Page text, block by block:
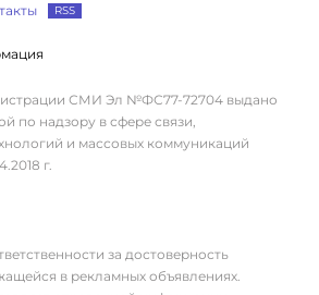
RSS
СМИ Эл №ФС77-72704 выдано
по надзору в сфере связи,
и массовых коммуникаций
г.
за достоверность
в рекламных объявлениях.